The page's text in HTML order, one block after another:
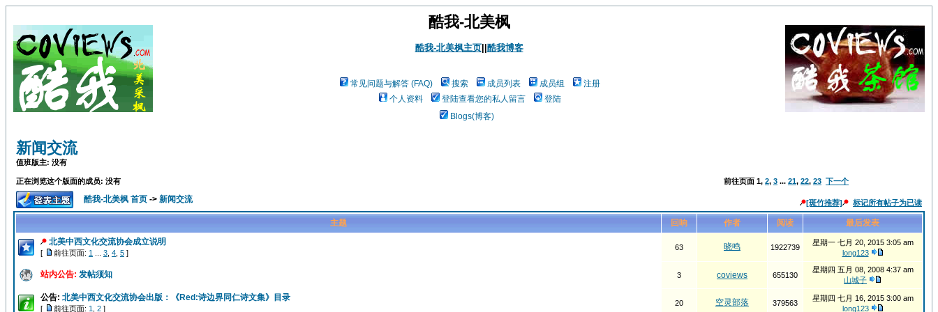
酷我-北美枫
酷我-北美枫主页|| 酷我博客
常见问题与解答 (FAQ) 搜索 成员列表 成员组
注册
个人资料
登陆查看您的私人留言
登陆
Blogs(博客)
新闻交流
值班版主: 没有
正在浏览这个版面的成员: 没有 前往页面 1, 2, 3 ... 21, 22, 23 下一个
酷我-北美枫 首页 -> 新闻交流 [斑竹推荐] 标记所有帖子为已读
主题 回响 作者 阅读
最后发表
北美中西文化交流协会成立说明
[ 前往页面: 1 3 4 5 ]
63 晓鸣 1922739
星期一 七月 20, 2015 3:05 am
long123
站内公告: 发帖须知 3 coviews 655130
星期四 五月 08, 2008 4:37 am
山城子
公告: 北美中西文化交流协会出版：《Red:诗边界同仁诗文集》目录
[ 前往页面: 1 2 ]
20 空灵部落 379563
星期四 七月 16, 2015 3:00 am
long123